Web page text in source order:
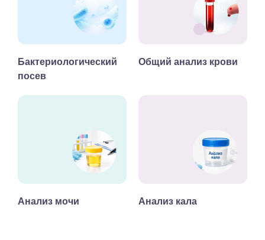
Бактериологический
посев
Общий анализ крови
Анализ мочи Анализ кала